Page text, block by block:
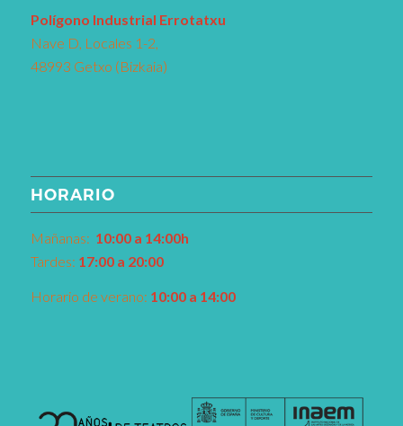
Polígono Industrial Errotatxu
Nave D, Locales 1-2,
48993 Getxo (Bizkaia)
HORARIO
Mañanas: 10:00 a 14:00h
Tardes: 17:00 a 20:00
Horario de verano: 10:00 a 14:00